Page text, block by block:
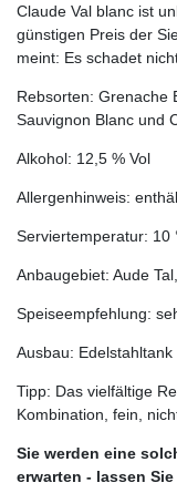
Claude Val blanc ist
günstigen Preis der
meint: Es schadet
Rebsorten: Grenache
Sauvignon Blanc und
Alkohol: 12,5 % Vol
Allergenhinweis:
Serviertemperatur: 10
Anbaugebiet: Aude
Speiseempfehlung:
Ausbau: Edelstahltank
Tipp: Das vielfältige
Kombination, fein,
Sie werden eine
erwarten - lassen